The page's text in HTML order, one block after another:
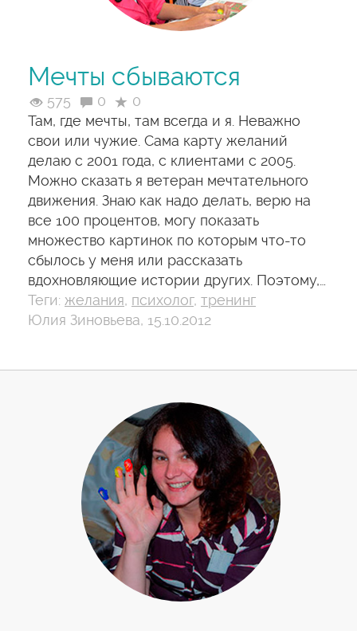
Мечты сбываются
575 0
0
Там, где мечты, там всегда и я. Неважно
свои или чужие. Сама карту желаний
делаю с 2001 года, с клиентами с 2005.
Можно сказать я ветеран мечтательного
движения. Знаю как надо делать, верю на
все 100 процентов, могу показать
множество картинок по которым что-то
сбылось у меня или рассказать
вдохновляющие истории других. Поэтому,…
Теги: желания, психолог, тренинг
Юлия Зиновьева, 15.10.2012